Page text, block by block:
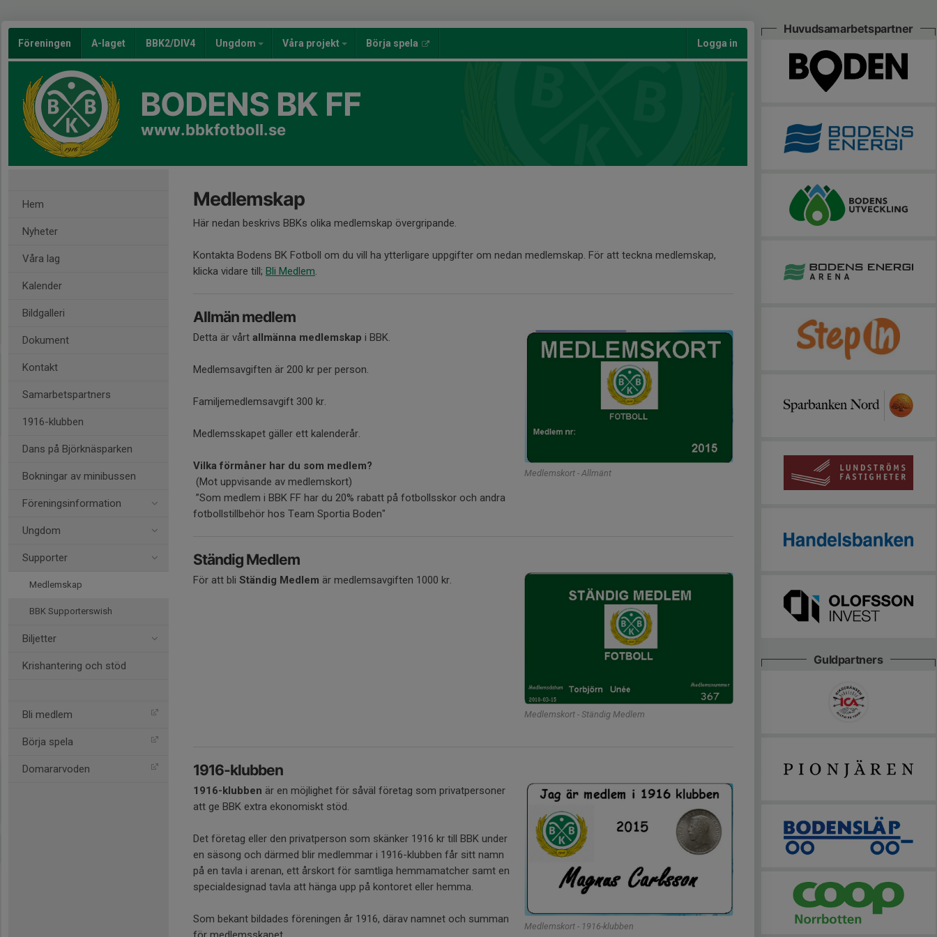
Föreningen A-laget BBK2/DIV4 Ungdom Våra projekt Börja spela Logga in
BODENS BK FF
www.bbkfotboll.se
Hem
Nyheter
Våra lag
Kalender
Bildgalleri
Dokument
Kontakt
Samarbetspartners
1916-klubben
Dans på Björknäsparken
Bokningar av minibussen
Föreningsinformation
Ungdom
Supporter
Medlemskap
BBK Supporterswish
Biljetter
Krishantering och stöd
Bli medlem
Börja spela
Domararvoden
Medlemskap
Här nedan beskrivs BBKs olika medlemskap övergripande.
Kontakta Bodens BK Fotboll om du vill ha ytterligare uppgifter om nedan medlemskap. För att teckna medlemskap,
klicka vidare till; Bli Medlem.
Allmän medlem
Medlemskort - Allmänt
Detta är vårt allmänna medlemskap i BBK.
Medlemsavgiften är 200 kr per person.
Familjemedlemsavgift 300 kr.
Medlemsskapet gäller ett kalenderår.
Vilka förmåner har du som medlem?
(Mot uppvisande av medlemskort)
”Som medlem i BBK FF har du 20% rabatt på fotbollsskor och andra
fotbollstillbehör hos Team Sportia Boden"
Ständig Medlem
Medlemskort - Ständig Medlem
För att bli Ständig Medlem är medlemsavgiften 1000 kr.
1916-klubben
Medlemskort - 1916-klubben
1916-klubben är en möjlighet för såväl företag som privatpersoner
att ge BBK extra ekonomiskt stöd.
Det företag eller den privatperson som skänker 1916 kr till BBK under
en säsong och därmed blir medlemmar i 1916-klubben får sitt namn
på en tavla i arenan, ett årskort för samtliga hemmamatcher samt en
specialdesignad tavla att hänga upp på kontoret eller hemma.
Som bekant bildades föreningen år 1916, därav namnet och summan
Huvudsamarbetspartner
Guldpartners